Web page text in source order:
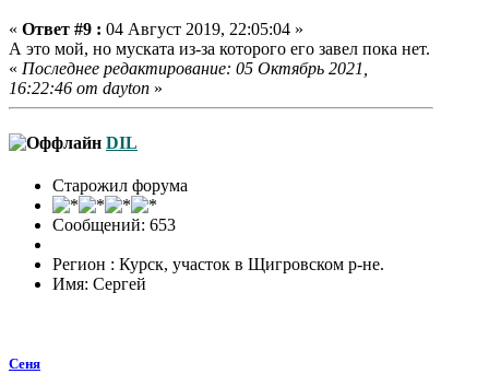
« Ответ #9 : 04 Август 2019, 22:05:04 »
А это мой, но муската из-за которого его завел пока нет.
« Последнее редактирование: 05 Октябрь 2021,
16:22:46 от dayton »
DIL
Старожил форума
Сообщений: 653
Регион : Курск, участок в Щигровском р-не.
Имя: Сергей
Сеня